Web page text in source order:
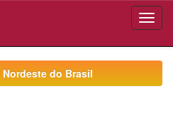
Nordeste do Brasil